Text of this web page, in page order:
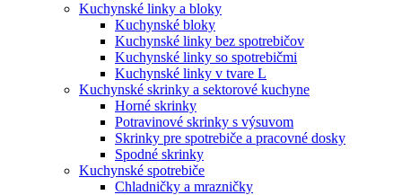
Kuchynské linky a bloky
Kuchynské bloky
Kuchynské linky bez spotrebičov
Kuchynské linky so spotrebičmi
Kuchynské linky v tvare L
Kuchynské skrinky a sektorové kuchyne
Horné skrinky
Potravinové skrinky s výsuvom
Skrinky pre spotrebiče a pracovné dosky
Spodné skrinky
Kuchynské spotrebiče
Chladničky a mrazničky